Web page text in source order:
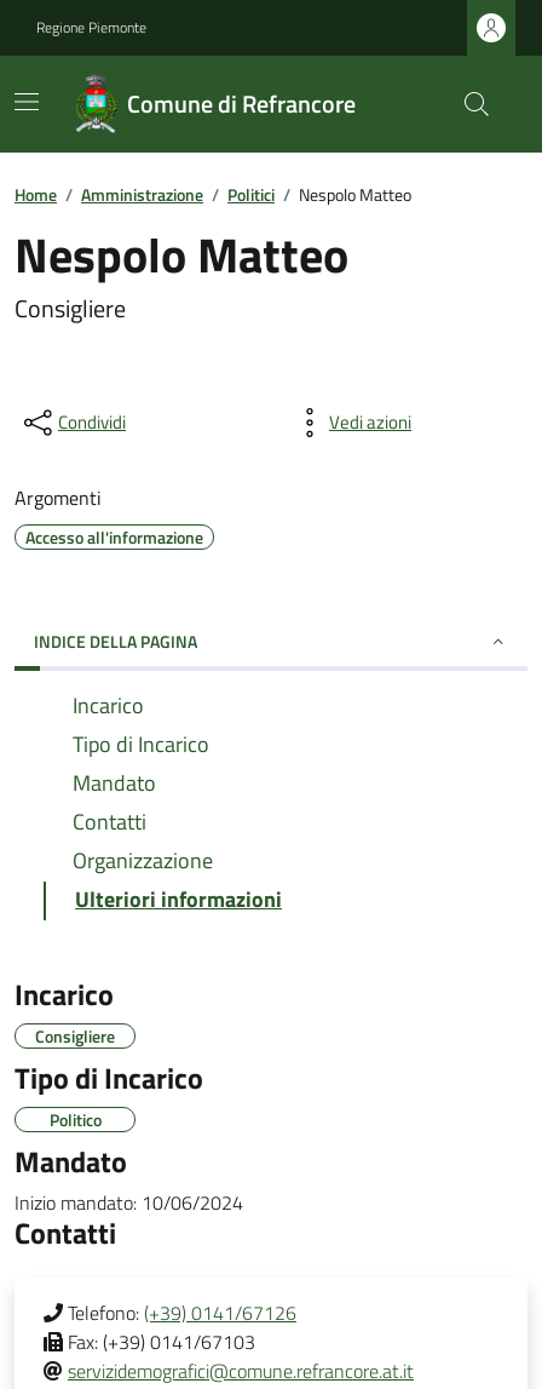
Regione Piemonte
Comune di Refrancore
Home / Amministrazione / Politici / Nespolo Matteo
Nespolo Matteo
Consigliere
Condividi Vedi azioni
Argomenti
Accesso all'informazione
INDICE DELLA PAGINA
Incarico
Tipo di Incarico
Mandato
Contatti
Organizzazione
Ulteriori informazioni
Incarico
Consigliere
Tipo di Incarico
Politico
Mandato
Inizio mandato: 10/06/2024
Contatti
Telefono:(+39) 0141/67126
Fax:(+39) 0141/67103
servizidemografici@comune.refrancore.at.it